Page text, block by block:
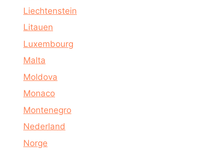
Liechtenstein
Litauen
Luxembourg
Malta
Moldova
Monaco
Montenegro
Nederland
Norge